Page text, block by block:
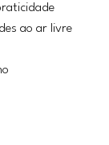
ao ar livre